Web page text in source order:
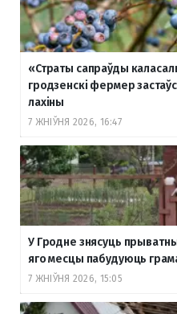
«Страты сапраўды
гродзенскі фермер
лахіны
7 ЖНІЎНЯ 2026, 16:47
У Гродне знясуць
яго месцы пабудуюць
7 ЖНІЎНЯ 2026, 15:05